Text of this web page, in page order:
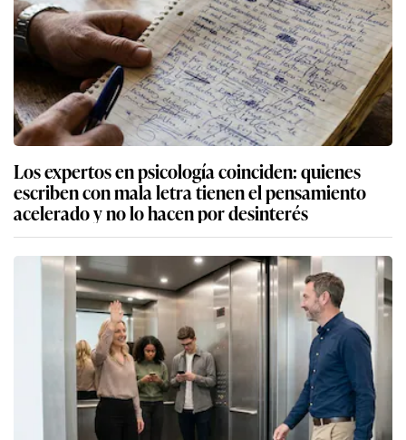
Los expertos en psicología coinciden: quienes
escriben con mala letra tienen el pensamiento
acelerado y no lo hacen por desinterés